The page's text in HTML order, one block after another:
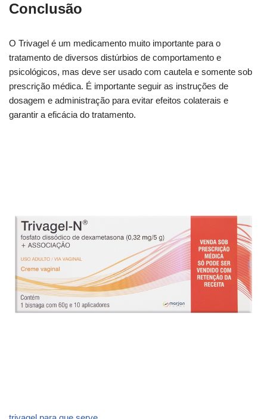
Conclusão
O Trivagel é um medicamento muito importante para o
tratamento de diversos distúrbios de comportamento e
psicológicos, mas deve ser usado com cautela e somente sob
prescrição médica. É importante seguir as instruções de
dosagem e administração para evitar efeitos colaterais e
garantir a eficácia do tratamento.